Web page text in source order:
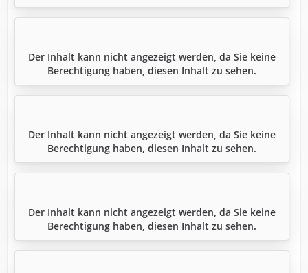
Der Inhalt kann nicht angezeigt werden, da Sie keine
Berechtigung haben, diesen Inhalt zu sehen.
Der Inhalt kann nicht angezeigt werden, da Sie keine
Berechtigung haben, diesen Inhalt zu sehen.
Der Inhalt kann nicht angezeigt werden, da Sie keine
Berechtigung haben, diesen Inhalt zu sehen.